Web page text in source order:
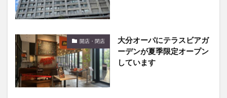
開店・閉店
大分オーパにテラスビアガ
ーデンが夏季限定オープン
しています